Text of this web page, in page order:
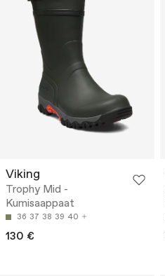
Viking
Trophy Mid -
Kumisaappaat
36 37 38 39 40
130 €